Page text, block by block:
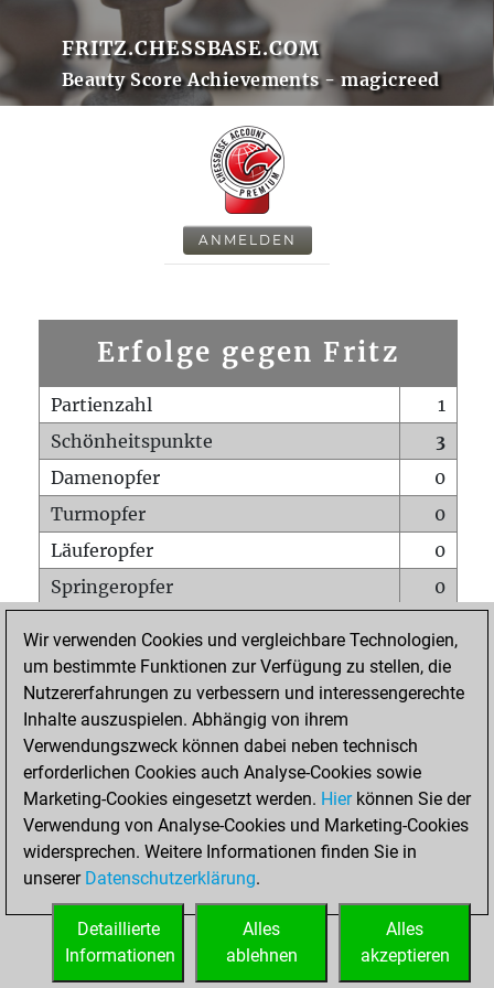
FRITZ.CHESSBASE.COM
Beauty Score Achievements - magicreed
ANMELDEN
Erfolge gegen Fritz
Partienzahl
1
Schönheitspunkte
3
Damenopfer
0
Turmopfer
0
Läuferopfer
0
Springeropfer
0
Matt auf vollem Brett
0
Bauer setzt Matt
0
Erstickte Matts
Unterverwandlungen
Türme auf der siebten
0
STARTSEITE
Wir verwenden Cookies und vergleichbare Technologien,
um bestimmte Funktionen zur Verfügung zu stellen, die
Nutzererfahrungen zu verbessern und interessengerechte
Inhalte auszuspielen. Abhängig von ihrem
Verwendungszweck können dabei neben technisch
erforderlichen Cookies auch Analyse-Cookies sowie
Marketing-Cookies eingesetzt werden. Hierkönnen Sie der
Verwendung von Analyse-Cookies und Marketing-Cookies
widersprechen. Weitere Informationen finden Sie in
unserer Datenschutzerklärung.
Alles
akzeptieren
Alles
ablehnen
Detaillierte
Informationen